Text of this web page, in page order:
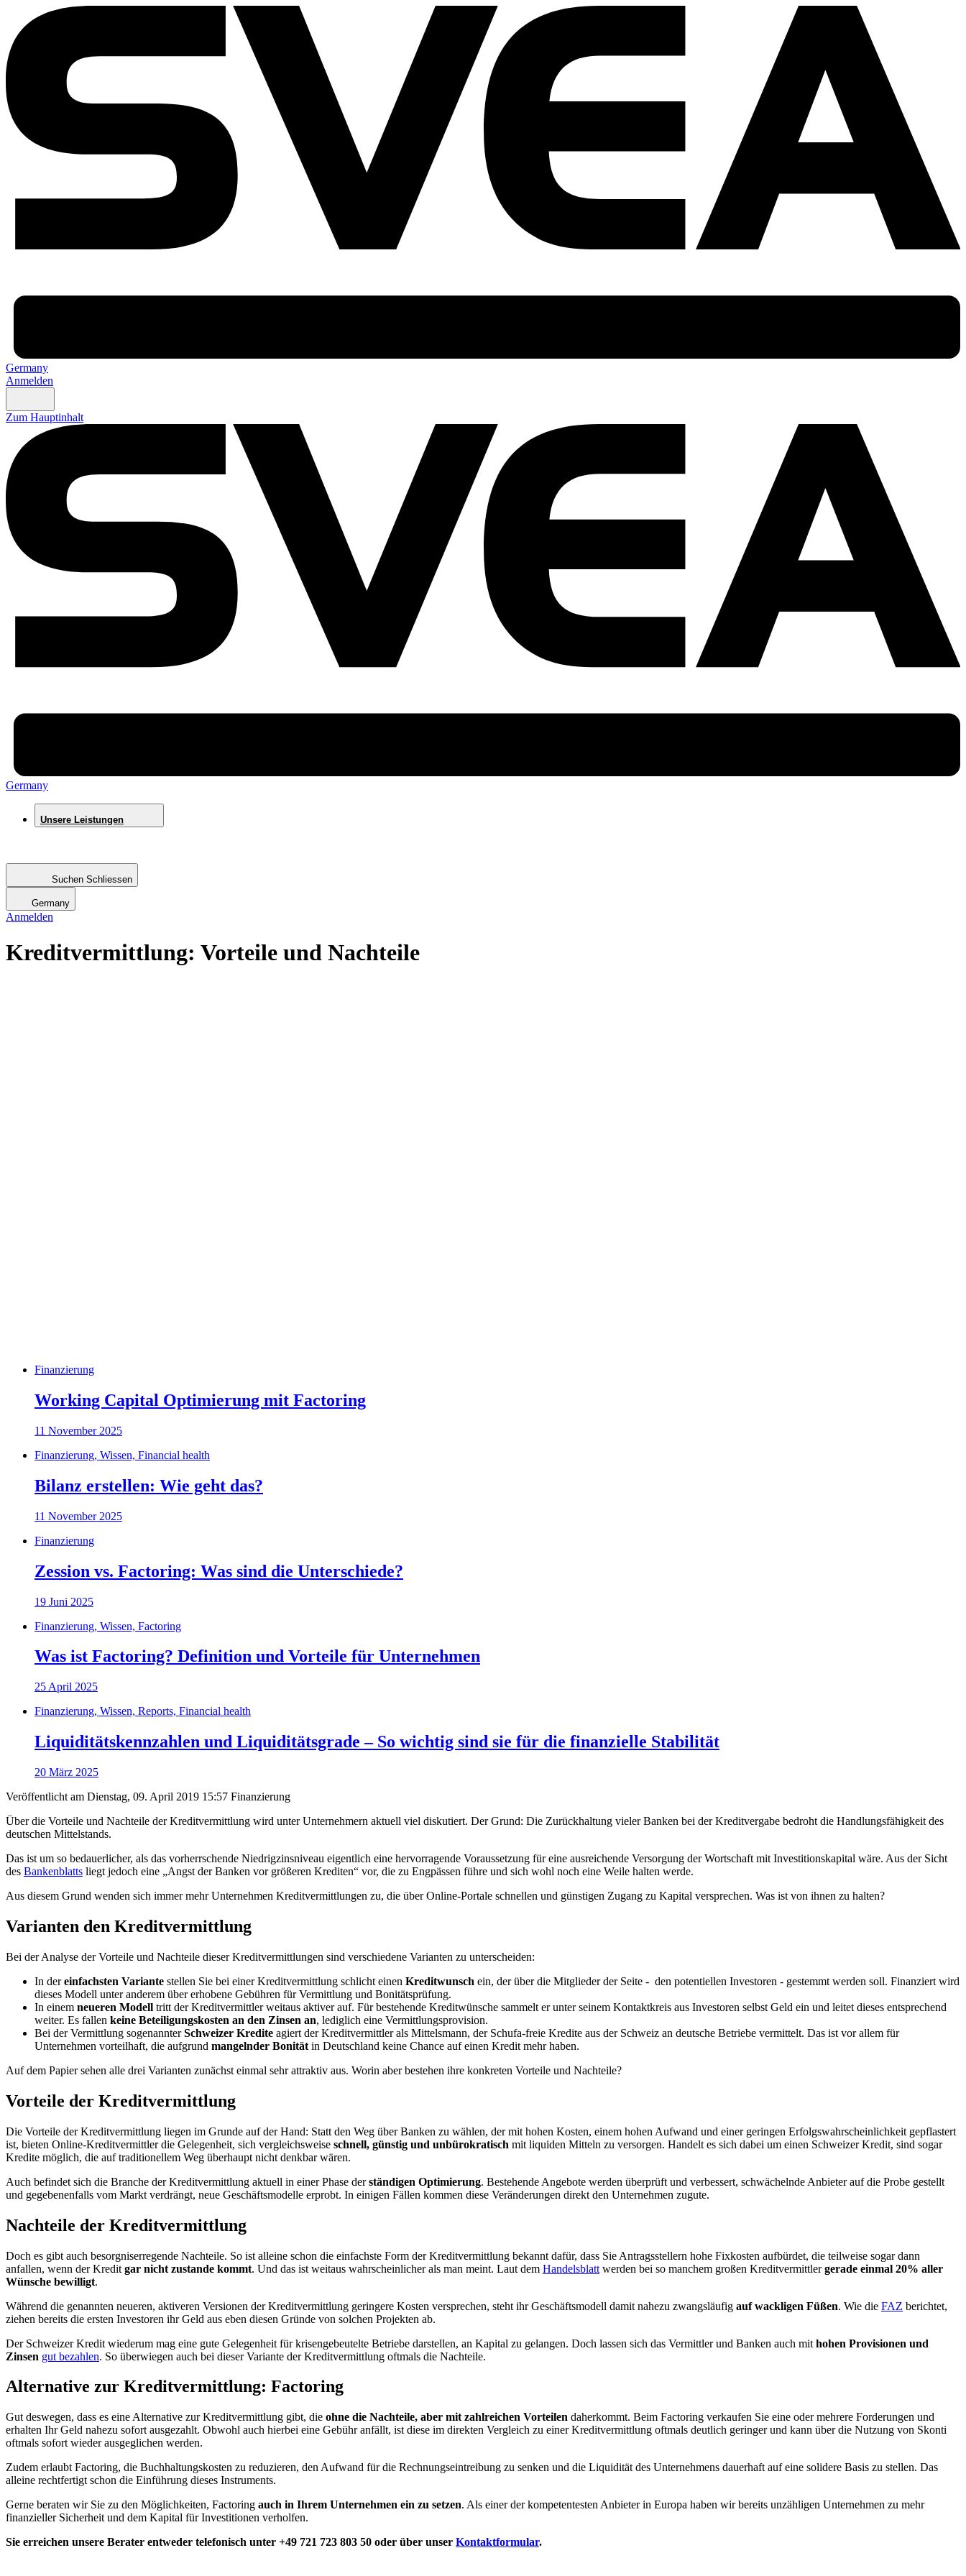
Germany
Anmelden
Zum Hauptinhalt
Germany
Unsere Leistungen
Suchen Schliessen
Germany
Anmelden
Kreditvermittlung: Vorteile und Nachteile
Finanzierung
Working Capital Optimierung mit Factoring
11 November 2025
Finanzierung, Wissen, Financial health
Bilanz erstellen: Wie geht das?
11 November 2025
Finanzierung
Zession vs. Factoring: Was sind die Unterschiede?
19 Juni 2025
Finanzierung, Wissen, Factoring
Was ist Factoring? Definition und Vorteile für Unternehmen
25 April 2025
Finanzierung, Wissen, Reports, Financial health
Liquiditätskennzahlen und Liquiditätsgrade – So wichtig sind sie für die finanzielle Stabilität
20 März 2025
Veröffentlicht am Dienstag, 09. April 2019 15:57 Finanzierung
Über die Vorteile und Nachteile der Kreditvermittlung wird unter Unternehmern aktuell viel diskutiert. Der Grund: Die Zurückhaltung vieler Banken bei der Kreditvergabe bedroht die Handlungsfähigkeit des
deutschen Mittelstands.
Das ist um so bedauerlicher, als das vorherrschende Niedrigzinsniveau eigentlich eine hervorragende Voraussetzung für eine ausreichende Versorgung der Wortschaft mit Investitionskapital wäre. Aus der Sicht
des Bankenblatts liegt jedoch eine „Angst der Banken vor größeren Krediten“ vor, die zu Engpässen führe und sich wohl noch eine Weile halten werde.
Aus diesem Grund wenden sich immer mehr Unternehmen Kreditvermittlungen zu, die über Online-Portale schnellen und günstigen Zugang zu Kapital versprechen. Was ist von ihnen zu halten?
Varianten den Kreditvermittlung
Bei der Analyse der Vorteile und Nachteile dieser Kreditvermittlungen sind verschiedene Varianten zu unterscheiden:
In dereinfachsten Variante stellen Sie bei einer Kreditvermittlung schlicht einen Kreditwunsch ein, der über die Mitglieder der Seite - den potentiellen Investoren - gestemmt werden soll. Finanziert wird
dieses Modell unter anderem über erhobene Gebühren für Vermittlung und Bonitätsprüfung.
In einem neueren Modell tritt der Kreditvermittler weitaus aktiver auf. Für bestehende Kreditwünsche sammelt er unter seinem Kontaktkreis aus Investoren selbst Geld ein und leitet dieses entsprechend
weiter. Es fallen keine Beteiligungskosten an den Zinsen an, lediglich eine Vermittlungsprovision.
Bei der Vermittlung sogenannterSchweizer Kredite agiert der Kreditvermittler als Mittelsmann, der Schufa-freie Kredite aus der Schweiz an deutsche Betriebe vermittelt. Das ist vor allem für
Unternehmen vorteilhaft, die aufgrund mangelnder Bonität in Deutschland keine Chance auf einen Kredit mehr haben.
Auf dem Papier sehen alle drei Varianten zunächst einmal sehr attraktiv aus. Worin aber bestehen ihre konkreten Vorteile und Nachteile?
Vorteile der Kreditvermittlung
Die Vorteile der Kreditvermittlung liegen im Grunde auf der Hand: Statt den Weg über Banken zu wählen, der mit hohen Kosten, einem hohen Aufwand und einer geringen Erfolgswahrscheinlichkeit gepflastert
ist, bieten Online-Kreditvermittler die Gelegenheit, sich vergleichsweise schnell, günstig und unbürokratisch mit liquiden Mitteln zu versorgen. Handelt es sich dabei um einen Schweizer Kredit, sind sogar
Kredite möglich, die auf traditionellem Weg überhaupt nicht denkbar wären.
Auch befindet sich die Branche der Kreditvermittlung aktuell in einer Phase derständigen Optimierung. Bestehende Angebote werden überprüft und verbessert, schwächelnde Anbieter auf die Probe gestellt
und gegebenenfalls vom Markt verdrängt, neue Geschäftsmodelle erprobt. In einigen Fällen kommen diese Veränderungen direkt den Unternehmen zugute.
Nachteile der Kreditvermittlung
Doch es gibt auch besorgniserregende Nachteile. So ist alleine schon die einfachste Form der Kreditvermittlung bekannt dafür, dass Sie Antragsstellern hohe Fixkosten aufbürdet, die teilweise sogar dann
anfallen, wenn der Kredit gar nicht zustande kommt. Und das ist weitaus wahrscheinlicher als man meint. Laut dem Handelsblatt werden bei so manchem großen Kreditvermittlergerade einmal 20% aller
Wünsche bewilligt.
Während die genannten neueren, aktiveren Versionen der Kreditvermittlung geringere Kosten versprechen, steht ihr Geschäftsmodell damit nahezu zwangsläufig auf wackligen Füßen. Wie die FAZ berichtet,
ziehen bereits die ersten Investoren ihr Geld aus eben diesen Gründe von solchen Projekten ab.
Der Schweizer Kredit wiederum mag eine gute Gelegenheit für krisengebeutelte Betriebe darstellen, an Kapital zu gelangen. Doch lassen sich das Vermittler und Banken auch mit hohen Provisionen und
Zinsen gut bezahlen. So überwiegen auch bei dieser Variante der Kreditvermittlung oftmals die Nachteile.
Alternative zur Kreditvermittlung: Factoring
Gut deswegen, dass es eine Alternative zur Kreditvermittlung gibt, die ohne die Nachteile, aber mit zahlreichen Vorteilen daherkommt. Beim Factoring verkaufen Sie eine oder mehrere Forderungen und
erhalten Ihr Geld nahezu sofort ausgezahlt. Obwohl auch hierbei eine Gebühr anfällt, ist diese im direkten Vergleich zu einer Kreditvermittlung oftmals deutlich geringer und kann über die Nutzung von Skonti
oftmals sofort wieder ausgeglichen werden.
Zudem erlaubt Factoring, die Buchhaltungskosten zu reduzieren, den Aufwand für die Rechnungseintreibung zu senken und die Liquidität des Unternehmens dauerhaft auf eine solidere Basis zu stellen. Das
alleine rechtfertigt schon die Einführung dieses Instruments.
Gerne beraten wir Sie zu den Möglichkeiten, Factoring auch in Ihrem Unternehmen ein zu setzen. Als einer der kompetentesten Anbieter in Europa haben wir bereits unzähligen Unternehmen zu mehr
finanzieller Sicherheit und dem Kapital für Investitionen verholfen.
Sie erreichen unsere Berater entweder telefonisch unter +49 721 723 803 50 oder über unser Kontaktformular.